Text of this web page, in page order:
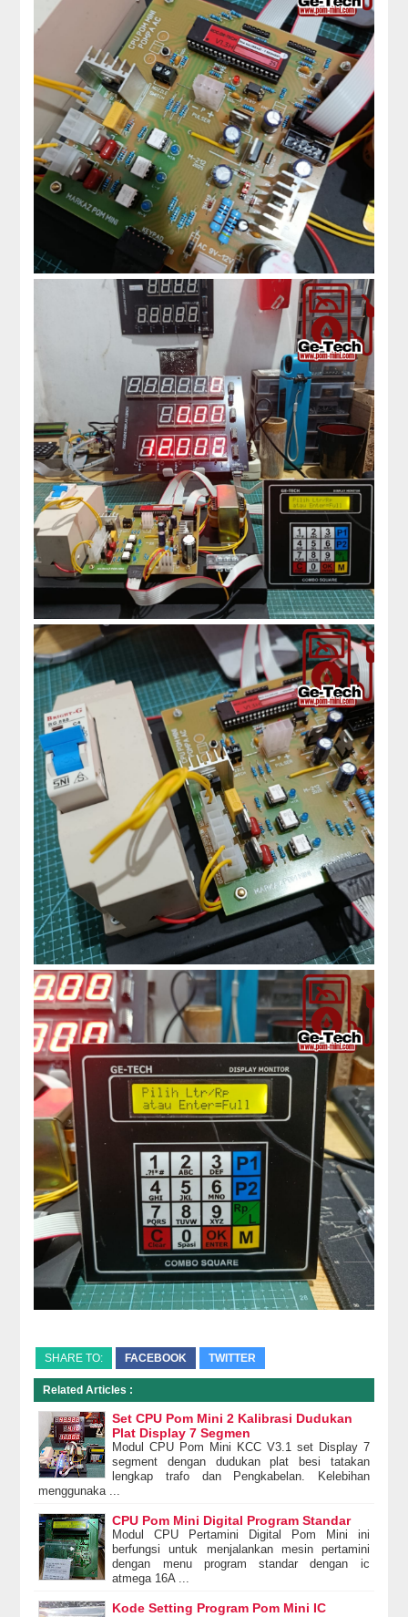
SHARE TO: FACEBOOK TWITTER
Related Articles :
Set CPU Pom Mini 2 Kalibrasi Dudukan
Plat Display 7 Segmen
Modul CPU Pom Mini KCC V3.1 set Display 7
segment dengan dudukan plat besi tatakan
lengkap trafo dan Pengkabelan. Kelebihan
menggunaka ...
CPU Pom Mini Digital Program Standar
Modul CPU Pertamini Digital Pom Mini ini
berfungsi untuk menjalankan mesin pertamini
dengan menu program standar dengan ic
atmega 16A ...
Kode Setting Program Pom Mini IC